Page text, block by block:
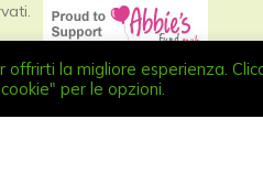
la migliore esperienza.
per le opzioni.